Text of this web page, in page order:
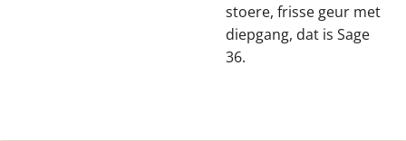
stoere, frisse geur met
diepgang, dat is Sage
36.